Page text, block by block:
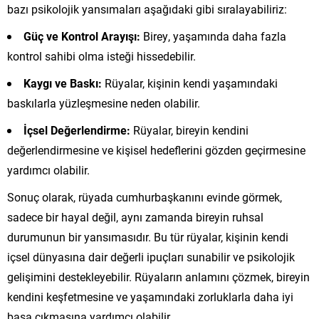
bazı psikolojik yansımaları aşağıdaki gibi sıralayabiliriz:
Güç ve Kontrol Arayışı: Birey, yaşamında daha fazla
kontrol sahibi olma isteği hissedebilir.
Kaygı ve Baskı: Rüyalar, kişinin kendi yaşamındaki
baskılarla yüzleşmesine neden olabilir.
İçsel Değerlendirme: Rüyalar, bireyin kendini
değerlendirmesine ve kişisel hedeflerini gözden geçirmesine
yardımcı olabilir.
Sonuç olarak, rüyada cumhurbaşkanını evinde görmek,
sadece bir hayal değil, aynı zamanda bireyin ruhsal
durumunun bir yansımasıdır. Bu tür rüyalar, kişinin kendi
içsel dünyasına dair değerli ipuçları sunabilir ve psikolojik
gelişimini destekleyebilir. Rüyaların anlamını çözmek, bireyin
kendini keşfetmesine ve yaşamındaki zorluklarla daha iyi